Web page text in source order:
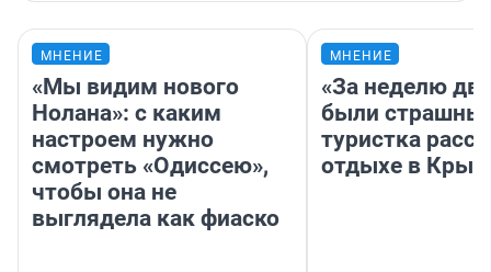
МНЕНИЕ
«Мы видим нового
Нолана»: с каким
настроем нужно
смотреть «Одиссею»,
чтобы она не
выглядела как фиаско
МНЕНИЕ
«За неделю
были
туристка
отдыхе в